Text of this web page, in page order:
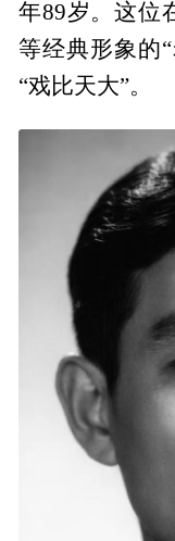
年89岁。这位
等经典形象的
“戏比天大”。